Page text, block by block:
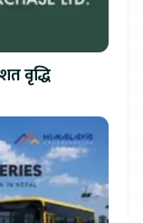
वृद्धि